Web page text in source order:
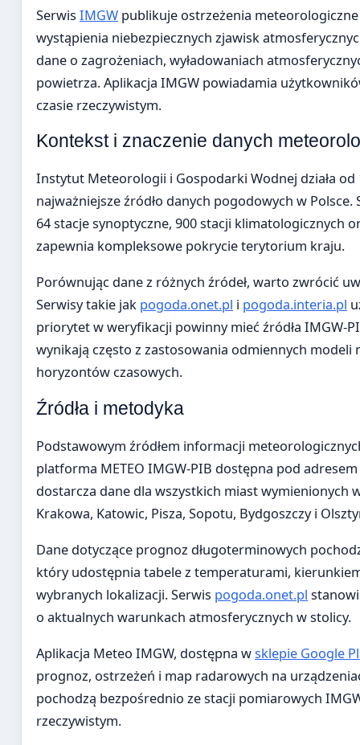
Serwis IMGW publikuje ostrzeżenia
wystąpienia niebezpiecznych zjawisk
dane o zagrożeniach, wyładowaniach
powietrza. Aplikacja IMGW powiadamia
czasie rzeczywistym.
Kontekst i znaczenie danych
Instytut Meteorologii i Gospodarki Wodnej działa
najważniejsze źródło danych pogodowych w
64 stacje synoptyczne, 900 stacji klimatologicznych
zapewnia kompleksowe pokrycie terytorium kraju.
Porównując dane z różnych źródeł, warto zwrócić
Serwisy takie jak pogoda.onet.pl i pogoda.interia.pl
priorytet w weryfikacji powinny mieć źródła IMGW-
wynikają często z zastosowania odmiennych modeli
horyzontów czasowych.
Źródła i metodyka
Podstawowym źródłem informacji
platforma METEO IMGW-PIB dostępna pod adresem
dostarcza dane dla wszystkich miast wymienionych
Krakowa, Katowic, Pisza, Sopotu, Bydgoszczy i
Dane dotyczące prognoz długoterminowych
który udostępnia tabele z temperaturami,
wybranych lokalizacji. Serwis pogoda.onet.pl
o aktualnych warunkach atmosferycznych w stolicy.
Aplikacja Meteo IMGW, dostępna wsklepie Google
prognoz, ostrzeżeń i map radarowych na
pochodzą bezpośrednio ze stacji pomiarowych
rzeczywistym.